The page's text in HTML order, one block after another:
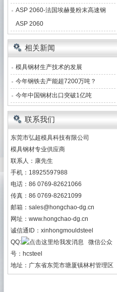
ASP 2060-法国埃赫曼粉末高速钢
ASP 2060
相关新闻
模具钢材生产技术的发展
今年钢铁去产能超7200万吨？
今年中国钢材出口突破1亿吨
联系我们
东莞市弘超模具科技有限公司
模具钢材专业供应商
联系人：康先生
手机：18925597988
电话：86 0769-82621066
传真：86 0769-82621099
邮箱： sales@hongchao-dg.cn
网址： www.hongchao-dg.cn
诚信通ID：xinhongmouldsteel
QQ:
微信公众
号：hcsteel
地址：广东省东莞市塘厦镇林村管理区